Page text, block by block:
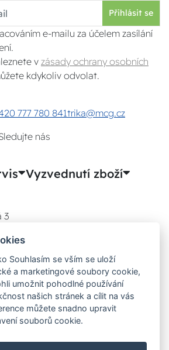
Přihlásit se
e-mailu za účelem zasílání
v zásady ochrany osobních
kdykoliv odvolat.
777 780 841trika@mcg.cz
nás
Vyzvednutí zboží
3
Souhlasím se vším se uloží
a marketingové soubory cookie,
umožnit pohodlné používání
našich stránek a cílit na vás
můžete snadno upravit
souborů cookie.